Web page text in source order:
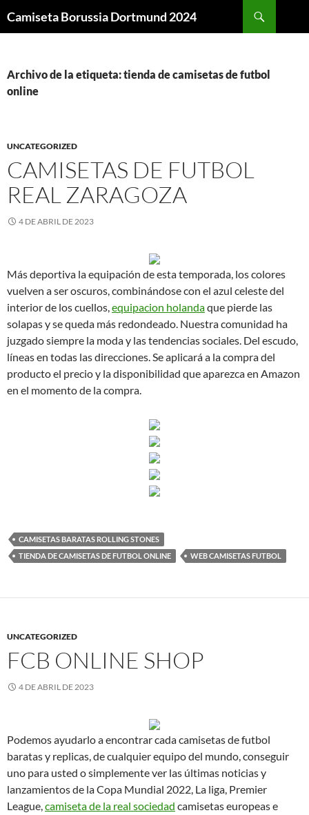
Camiseta Borussia Dortmund 2024
Archivo de la etiqueta: tienda de camisetas de futbol
online
UNCATEGORIZED
CAMISETAS DE FUTBOL
REAL ZARAGOZA
4 DE ABRIL DE 2023
Más deportiva la equipación de esta temporada, los colores
vuelven a ser oscuros, combinándose con el azul celeste del
interior de los cuellos,equipacion holandaque pierde las
solapas y se queda más redondeado. Nuestra comunidad ha
juzgado siempre la moda y las tendencias sociales. Del escudo,
líneas en todas las direcciones. Se aplicará a la compra del
producto el precio y la disponibilidad que aparezca en Amazon
en el momento de la compra.
CAMISETAS BARATAS ROLLING STONES
TIENDA DE CAMISETAS DE FUTBOL ONLINE
WEB CAMISETAS FUTBOL
UNCATEGORIZED
FCB ONLINE SHOP
4 DE ABRIL DE 2023
Podemos ayudarlo a encontrar cada camisetas de futbol
baratas y replicas, de cualquier equipo del mundo, conseguir
uno para usted o simplemente ver las últimas noticias y
lanzamientos de la Copa Mundial 2022, La liga, Premier
League,camiseta de la real sociedad camisetas europeas e